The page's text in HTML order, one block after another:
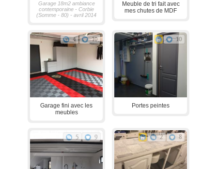
Garage 18m2 ambiance
contemporaine - Corbie
(Somme - 80) - avril 2014
Meuble de tri fait avec
mes chutes de MDF
4 10
Garage fini avec les
meubles
10
Portes peintes
5 9 2 8